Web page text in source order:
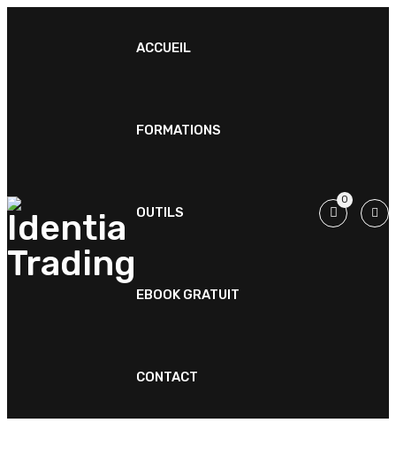
ACCUEIL
FORMATIONS
OUTILS
EBOOK GRATUIT
CONTACT
0